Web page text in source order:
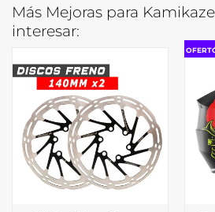
Más Mejoras para
interesar: